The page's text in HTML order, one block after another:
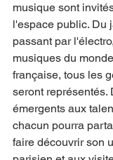
musique sont
l'espace public. Du
passant par
musiques du
française, tous les
seront représentés.
émergents aux
chacun pourra
faire découvrir son